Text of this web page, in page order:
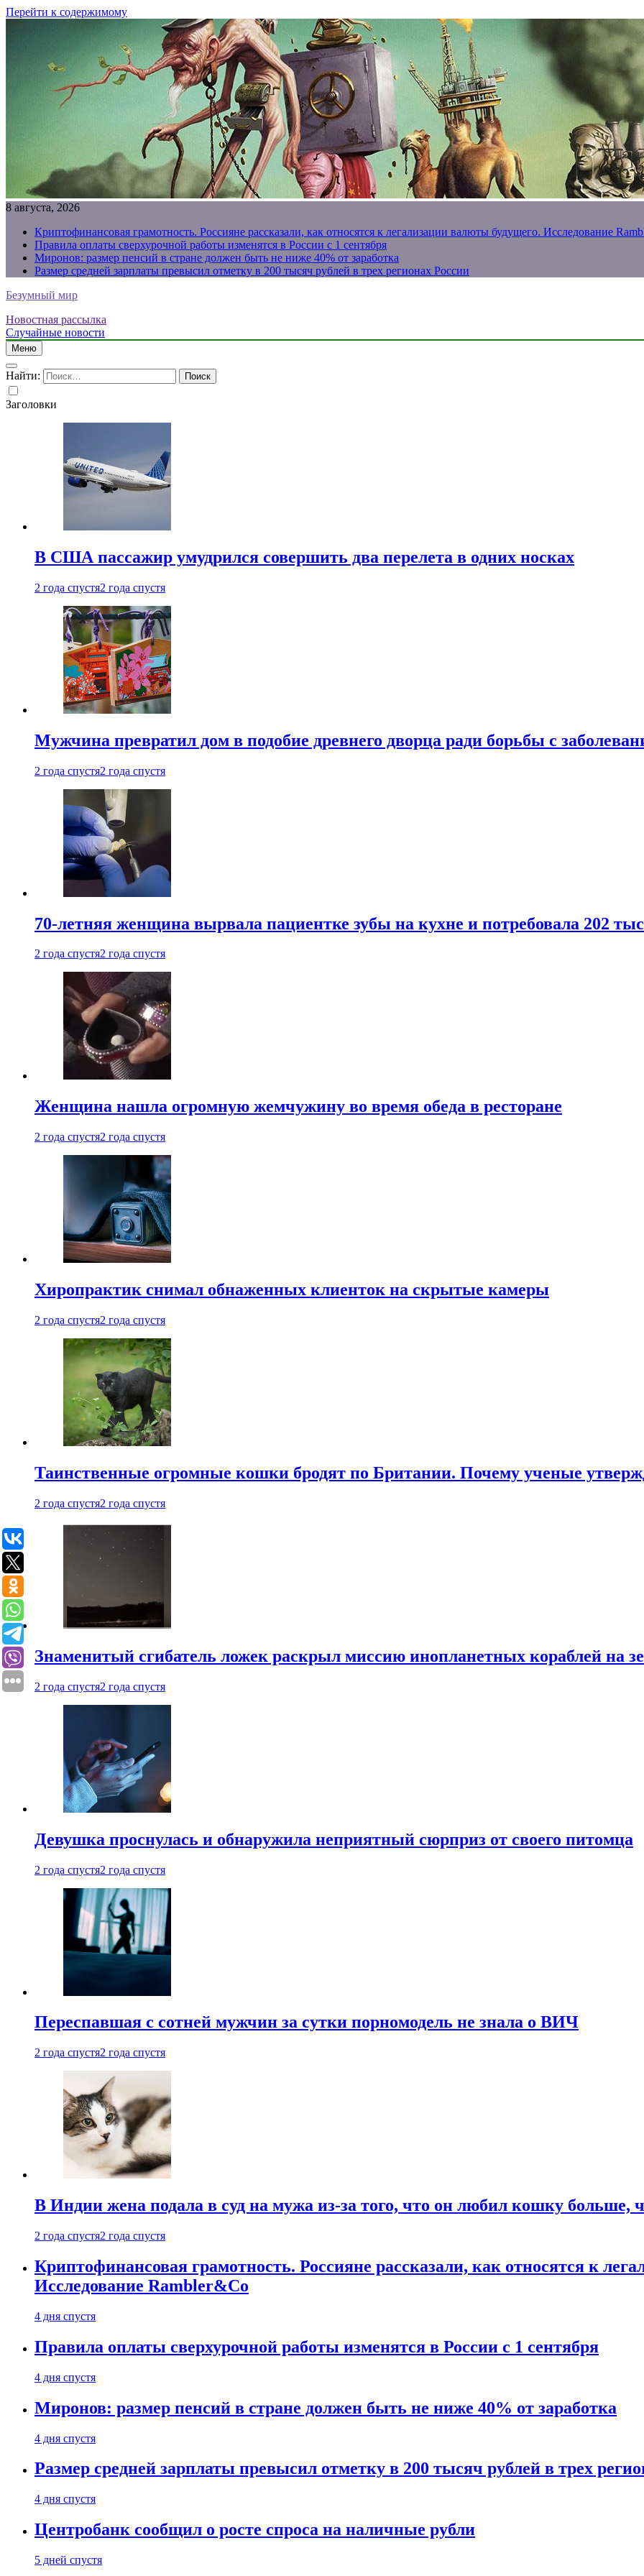
Перейти к содержимому
8 августа, 2026
Криптофинансовая грамотность. Россияне рассказали, как относятся к легализации валюты будущего. Исследование
Правила оплаты сверхурочной работы изменятся в России с 1 сентября
Миронов: размер пенсий в стране должен быть не ниже 40% от заработка
Размер средней зарплаты превысил отметку в 200 тысяч рублей в трех регионах России
Безумный мир
Новостная рассылка
Случайные новости
Меню
Найти:
Заголовки
В США пассажир умудрился совершить два перелета в одних носках
2 года спустя2 года спустя
Мужчина превратил дом в подобие древнего дворца ради борьбы с
2 года спустя2 года спустя
70-летняя женщина вырвала пациентке зубы на кухне и потребовала 202
2 года спустя2 года спустя
Женщина нашла огромную жемчужину во время обеда в ресторане
2 года спустя2 года спустя
Хиропрактик снимал обнаженных клиенток на скрытые камеры
2 года спустя2 года спустя
Таинственные огромные кошки бродят по Британии. Почему ученые
2 года спустя2 года спустя
Знаменитый сгибатель ложек раскрыл миссию инопланетных кораблей на
2 года спустя2 года спустя
Девушка проснулась и обнаружила неприятный сюрприз от своего питомца
2 года спустя2 года спустя
Переспавшая с сотней мужчин за сутки порномодель не знала о ВИЧ
2 года спустя2 года спустя
В Индии жена подала в суд на мужа из-за того, что он любил кошку больше,
2 года спустя2 года спустя
Криптофинансовая грамотность. Россияне рассказали, как относятся к
Исследование Rambler&Co
4 дня спустя
Правила оплаты сверхурочной работы изменятся в России с 1 сентября
4 дня спустя
Миронов: размер пенсий в стране должен быть не ниже 40% от заработка
4 дня спустя
Размер средней зарплаты превысил отметку в 200 тысяч рублей в трех
4 дня спустя
Центробанк сообщил о росте спроса на наличные рубли
5 дней спустя